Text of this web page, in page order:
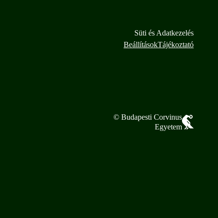
Süti és Adatkezelés
BeállításokTájékoztató
© Budapesti Corvinus
Egyetem